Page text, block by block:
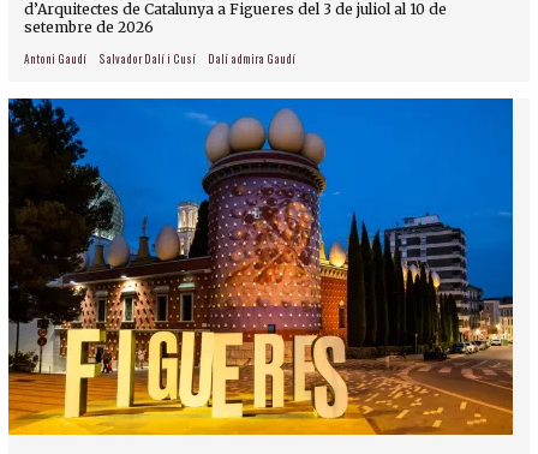
d’Arquitectes de Catalunya a Figueres del 3 de juliol al 10 de
setembre de 2026
Antoni Gaudí Salvador Dalí i Cusí Dalí admira Gaudí